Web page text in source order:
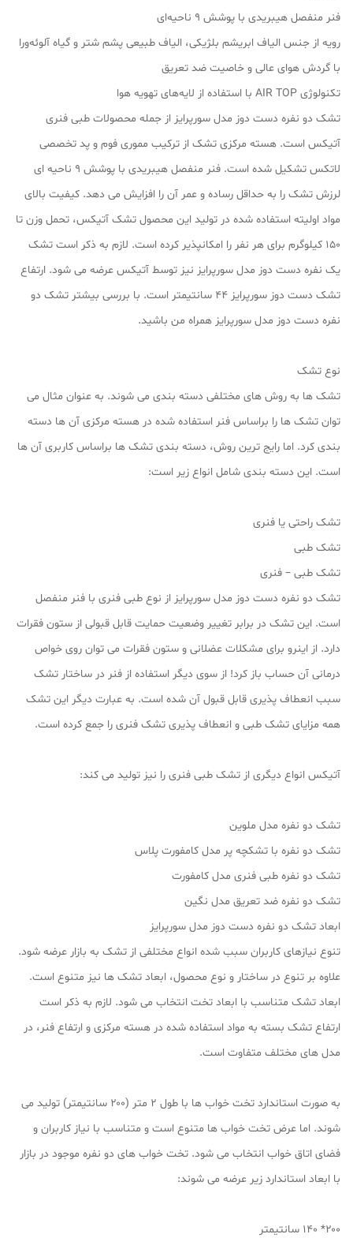
فنر منفصل هیبریدی با پوشش ۹ ناحیه‌ای
رویه از جنس الیاف ابریشم بلژیکی، الیاف طبیعی پشم شتر و گیاه آلوئه‌ورا
با گردش هوای عالی و خاصیت ضد تعریق
تکنولوژی AIR TOP با استفاده از لایه‌های تهویه هوا
تشک دو نفره دست دوز مدل سورپرایز از جمله محصولات طبی فنری
آتیکس است. هسته مرکزی تشک از ترکیب مموری فوم و پد تخصصی
لاتکس تشکیل شده است. فنر منفصل هیبریدی با پوشش ۹ ناحیه ای
لرزش تشک را به حداقل رساده و عمر آن را افزایش می دهد. کیفیت بالای
مواد اولیته استفاده شده در تولید این محصول تشک آتیکس، تحمل وزن تا
۱۵۰ کیلوگرم برای هر نفر را امکانپذیر کرده است. لازم به ذکر است تشک
یک نفره دست دوز مدل سورپرایز نیز توسط آتیکس عرضه می شود. ارتفاع
تشک دست دوز سورپرایز ۴۴ سانتیمتر است. با بررسی بیشتر تشک دو
نفره دست دوز مدل سورپرایز همراه من باشید.
نوع تشک
تشک ها به روش های مختلفی دسته بندی می شوند. به عنوان مثال می
توان تشک ها را براساس فنر استفاده شده در هسته مرکزی آن ها دسته
بندی کرد. اما رایج ترین روش، دسته بندی تشک ها براساس کاربری آن ها
است. این دسته بندی شامل انواع زیر است:
تشک راحتی یا فنری
تشک طبی
تشک طبی – فنری
تشک دو نفره دست دوز مدل سورپرایز از نوع طبی فنری با فنر منفصل
است. این تشک در برابر تغییر وضعیت حمایت قابل قبولی از ستون فقرات
دارد. از اینرو برای مشکلات عضلانی و ستون فقرات می توان روی خواص
درمانی آن حساب باز کرد! از سوی دیگر استفاده از فنر در ساختار تشک
سبب انعطاف پذیری قابل قبول آن شده است. به عبارت دیگر این تشک
همه مزایای تشک طبی و انعطاف پذیری تشک فنری را جمع کرده است.
آتیکس انواع دیگری از تشک طبی فنری را نیز تولید می کند:
تشک دو نفره مدل ملوین
تشک دو نفره با تشکچه پر مدل کامفورت پلاس
تشک دو نفره طبی فنری مدل کامفورت
تشک دو نفره ضد تعریق مدل نگین
ابعاد تشک دو نفره دست دوز مدل سورپرایز
تنوع نیازهای کاربران سبب شده انواع مختلفی از تشک به بازار عرضه شود.
علاوه بر تنوع در ساختار و نوع محصول، ابعاد تشک ها نیز متنوع است.
ابعاد تشک متناسب با ابعاد تخت انتخاب می شود. لازم به ذکر است
ارتفاع تشک بسته به مواد استفاده شده در هسته مرکزی و ارتفاع فنر، در
مدل های مختلف متفاوت است.
به صورت استاندارد تخت خواب ها با طول ۲ متر (۲۰۰ سانتیمتر) تولید می
شوند. اما عرض تخت خواب ها متنوع است و متناسب با نیاز کاربران و
فضای اتاق خواب انتخاب می شود. تخت خواب های دو نفره موجود در بازار
با ابعاد استاندارد زیر عرضه می شوند:
۲۰۰* ۱۴۰ سانتیمتر